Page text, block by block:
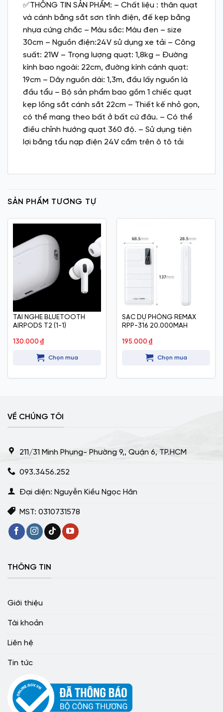
✅THÔNG TIN SẢN PHẨM: – Chất liệu : thân quạt
và cánh bằng sắt sơn tĩnh điện, đế kẹp bằng
nhựa cứng chắc – Màu sắc: Màu đen – size
30cm – Nguồn điện:24V sử dụng xe tải – Công
suất: 21W – Trọng lượng quạt: 1,8kg – Đường
kính bao ngoài: 22cm, đường kính cánh quạt:
19cm – Dây nguồn dài: 1,3m, đầu lấy nguồn là
đầu tẩu – Bộ sản phẩm bao gồm 1 chiếc quạt
kẹp lồng sắt cánh sắt 22cm – Thiết kế nhỏ gọn,
có thể mang theo bất ở bất cứ đâu. – Có thể
điều chỉnh hướng quạt 360 độ. – Sử dụng tiện
lợi bằng tẩu nạp điện 24V cắm trên ô tô tải
SẢN PHẨM TƯƠNG TỰ
TAI NGHE BLUETOOTH
AIRPODS T2 (1-1)
130.000 ₫
Chọn mua
SẠC DỰ PHÒNG REMAX
RPP-316 20.000MAH
195.000 ₫
Chọn mua
VỀ CHÚNG TÔI
211/31 Minh Phụng- Phường 9,, Quận 6, TP.HCM
093.3456.252
Đại diện: Nguyễn Kiều Ngọc Hân
MST: 0310731578
THÔNG TIN
Giới thiệu
Tài khoản
Liên hệ
Tin tức